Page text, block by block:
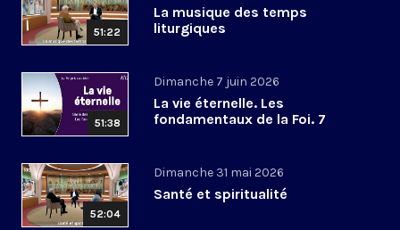
51:22
La musique des temps
liturgiques
51:38
Dimanche 7 juin 2026
La vie éternelle. Les
fondamentaux de la Foi. 7
52:04
Dimanche 31 mai 2026
Santé et spiritualité